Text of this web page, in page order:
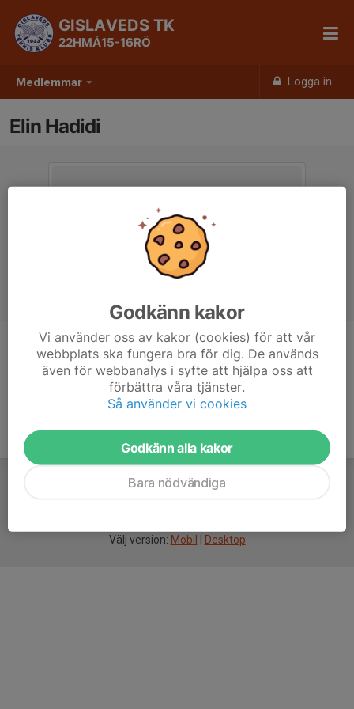
Medlemmar Logga in
GISLAVEDS TK
22HMÅ15-16RÖ
Elin Hadidi
Ålder 12 år
Välj version: Mobil Desktop
Godkänn kakor
Vi använder oss av kakor (cookies) för att vår
webbplats ska fungera bra för dig. De används
även för webbanalys i syfte att hjälpa oss att
förbättra våra tjänster.
Så använder vi cookies
Godkänn alla kakor
Bara nödvändiga